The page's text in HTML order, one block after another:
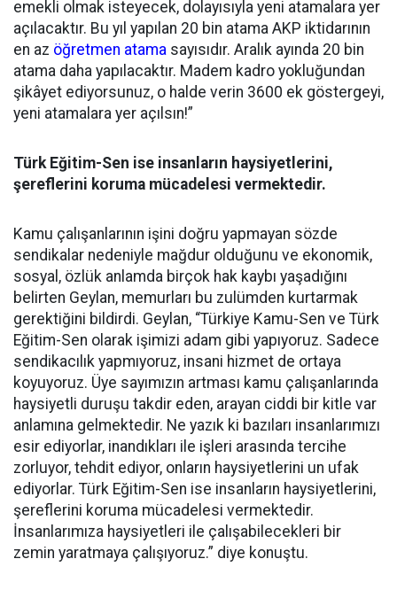
emekli olmak isteyecek, dolayısıyla yeni atamalara yer
açılacaktır. Bu yıl yapılan 20 bin atama AKP iktidarının
en az öğretmen atama sayısıdır. Aralık ayında 20 bin
atama daha yapılacaktır. Madem kadro yokluğundan
şikâyet ediyorsunuz, o halde verin 3600 ek göstergeyi,
yeni atamalara yer açılsın!”
Türk Eğitim-Sen ise insanların haysiyetlerini,
şereflerini koruma mücadelesi vermektedir.
Kamu çalışanlarının işini doğru yapmayan sözde
sendikalar nedeniyle mağdur olduğunu ve ekonomik,
sosyal, özlük anlamda birçok hak kaybı yaşadığını
belirten Geylan, memurları bu zulümden kurtarmak
gerektiğini bildirdi. Geylan, “Türkiye Kamu-Sen ve Türk
Eğitim-Sen olarak işimizi adam gibi yapıyoruz. Sadece
sendikacılık yapmıyoruz, insani hizmet de ortaya
koyuyoruz. Üye sayımızın artması kamu çalışanlarında
haysiyetli duruşu takdir eden, arayan ciddi bir kitle var
anlamına gelmektedir. Ne yazık ki bazıları insanlarımızı
esir ediyorlar, inandıkları ile işleri arasında tercihe
zorluyor, tehdit ediyor, onların haysiyetlerini un ufak
ediyorlar. Türk Eğitim-Sen ise insanların haysiyetlerini,
şereflerini koruma mücadelesi vermektedir.
İnsanlarımıza haysiyetleri ile çalışabilecekleri bir
zemin yaratmaya çalışıyoruz.” diye konuştu.